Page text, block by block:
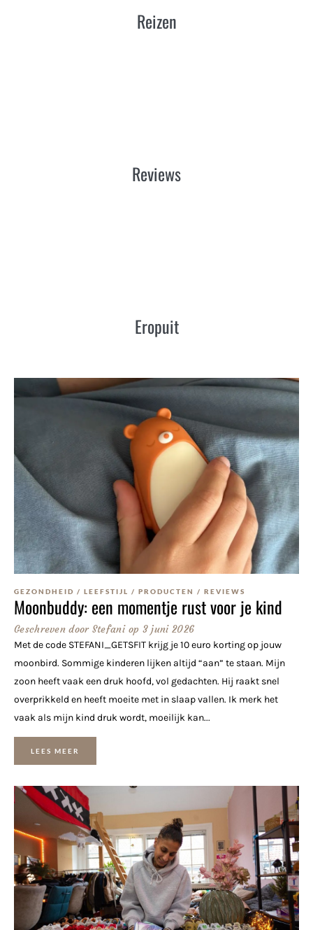
Reizen
Reviews
Eropuit
GEZONDHEID / LEEFSTIJL / PRODUCTEN / REVIEWS
Moonbuddy: een momentje rust voor je kind
Geschreven doorStefani op 3 juni 2026
Met de code STEFANI_GETSFIT krijg je 10 euro korting op jouw
moonbird. Sommige kinderen lijken altijd “aan” te staan. Mijn
zoon heeft vaak een druk hoofd, vol gedachten. Hij raakt snel
overprikkeld en heeft moeite met in slaap vallen. Ik merk het
vaak als mijn kind druk wordt, moeilijk kan...
LEES MEER